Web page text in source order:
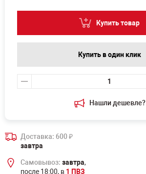
Нашли дешевле?
Купить товар
Купить в один клик
Доставка: 600₽
завтра
Самовывоз: завтра,
после 18:00, в 1 ПВЗ